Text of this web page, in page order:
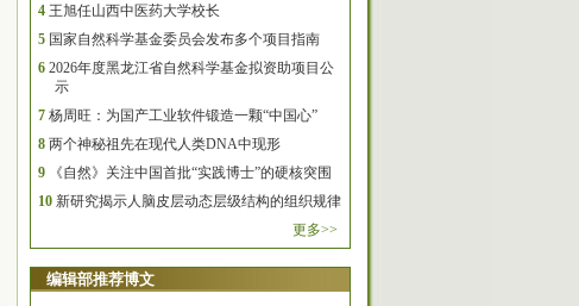
4 王旭任山西中医药大学校长
5 国家自然科学基金委员会发布多个项目指南
6 2026年度黑龙江省自然科学基金拟资助项目公
示
7 杨周旺：为国产工业软件锻造一颗“中国心”
8 两个神秘祖先在现代人类DNA中现形
9
《自然》关注中国首批“实践博士”的硬核突围
10 新研究揭示人脑皮层动态层级结构的组织规律
更多>>
编辑部推荐博文